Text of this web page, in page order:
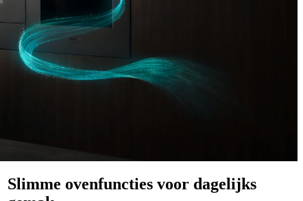
Slimme ovenfuncties voor dagelijks